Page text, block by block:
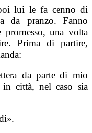
lui le fa cenno di
da pranzo. Fanno
promesso, una volta
Prima di partire,
da parte di mio
in città, nel caso sia